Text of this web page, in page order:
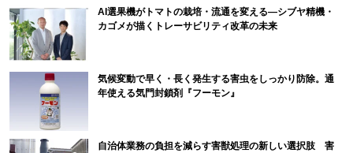
AI選果機がトマトの栽培・流通を変える―シブヤ精機・
カゴメが描くトレーサビリティ改革の未来
気候変動で早く・長く発生する害虫をしっかり防除。通
年使える気門封鎖剤『フーモン』
自治体業務の負担を減らす害獣処理の新しい選択肢 害